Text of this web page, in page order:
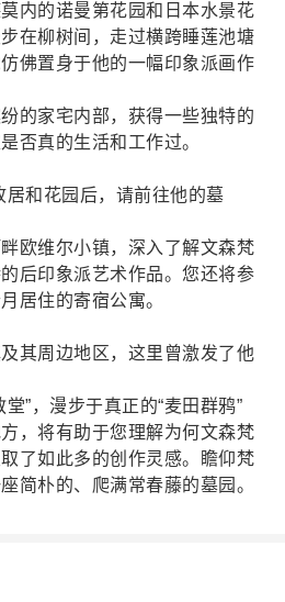
内的诺曼第花园和日本水景花
在柳树间，走过横跨睡莲池塘
佛置身于他的一幅印象派画作
的家宅内部，获得一些独特的
否真的生活和工作过。
居和花园后，请前往他的墓
欧维尔小镇，深入了解文森梵
后印象派艺术作品。您还将参
居住的寄宿公寓。
其周边地区，这里曾激发了他
”，漫步于真正的“麦田群鸦”
，将有助于您理解为何文森梵
了如此多的创作灵感。瞻仰梵
简朴的、爬满常春藤的墓园。